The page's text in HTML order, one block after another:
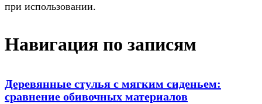
при использовании.
Навигация по записям
Деревянные стулья с мягким сиденьем:
сравнение обивочных материалов